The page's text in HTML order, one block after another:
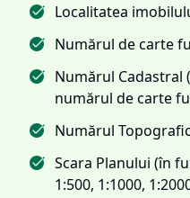
Localitatea
Numărul de carte
Numărul Cadastral
numărul de carte
Numărul
Scara Planului (în
1:500, 1:1000,